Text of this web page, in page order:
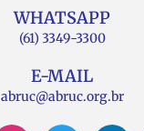
WHATSAPP
(61) 3349-3300
E-MAIL
abruc@abruc.org.br